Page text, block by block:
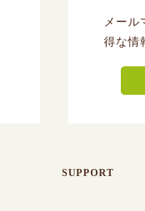
メール
得な情
SUPPORT